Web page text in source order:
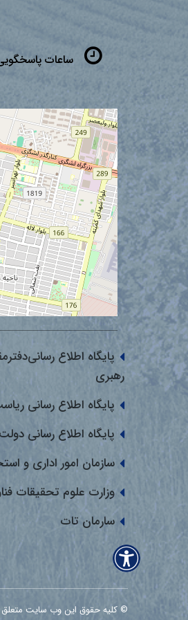
ساعات
پایگاه اطلاع
رهبری
پایگاه اطلاع رسانی
پایگاه اطلاع رسانی دولت
سازمان امور اداری و
وزارت علوم تحقیقات
سارمان تات
© کلیه حقوق این وب سایت متعلق به